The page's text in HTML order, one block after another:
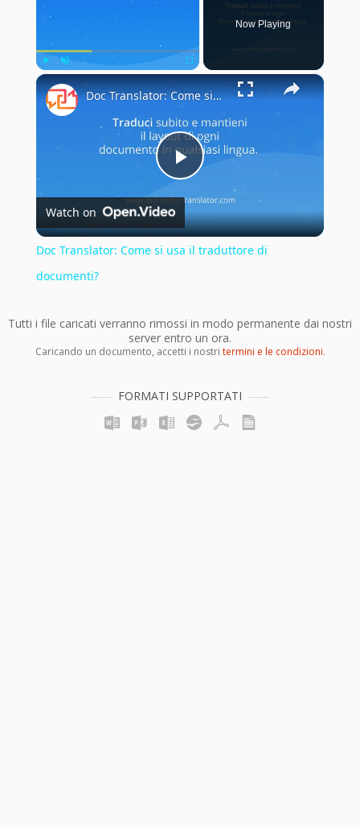
Play Unmute Fullscreen
Now Playing
×
Play
Video
Doc Translator: Come si usa il traduttore di documenti?
Watch on
Doc Translator: Come si usa il traduttore di
documenti?
Tutti i file caricati verranno rimossi in modo permanente dai nostri
server entro un ora.
Caricando un documento, accetti i nostri termini e le condizioni.
FORMATI SUPPORTATI